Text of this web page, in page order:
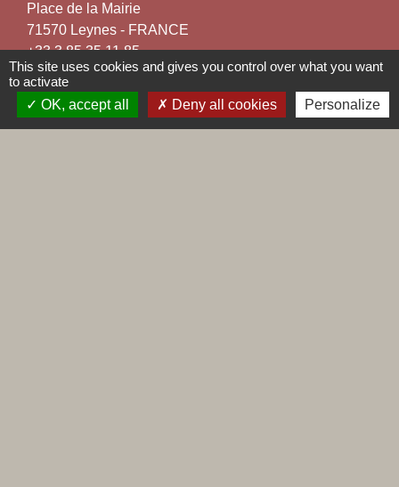
Place de la Mairie
71570 Leynes - FRANCE
+33 3 85 35 11 85
Contact par formulaire
This site uses cookies and gives you control over what you want
to activate
OK, accept all
Deny all cookies Personalize